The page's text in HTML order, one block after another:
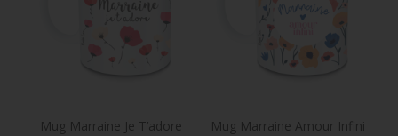
Mug Marraine Je T’adore Mug Marraine Amour Infini